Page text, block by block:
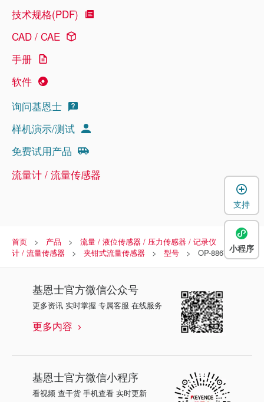
技术规格(PDF)
CAD / CAE
手册
软件
询问基恩士
样机演示/测试
免费试用产品
流量计 / 流量传感器
首页 产品 流量 / 液位传感器 / 压力传感器 / 记录仪
流量
计 / 流量传感器
夹钳式流量传感器 型号 OP-88671
基恩士官方微信公众号
更多资讯 实时掌握 专属客服 在线服务
更多内容
基恩士官方微信小程序
看视频 查干货 手机查看 实时更新
支持
小程序